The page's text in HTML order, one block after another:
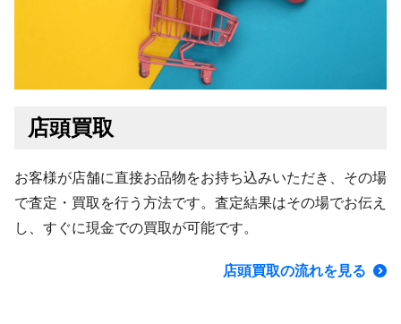
店頭買取
お客様が店舗に直接お品物をお持ち込みいただき、その場
で査定・買取を行う方法です。査定結果はその場でお伝え
し、すぐに現金での買取が可能です。
店頭買取の流れを見る